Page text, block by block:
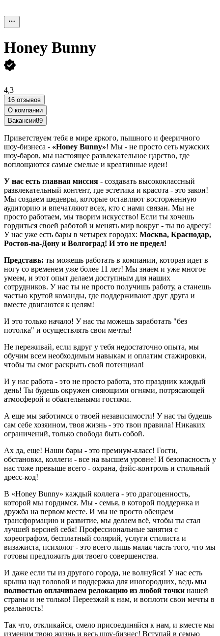
Honey Bunny
4,3
16 отзывов
О компании
Вакансии89
Приветствуем тебя в мире яркого, пышного и фееричного
шоу-бизнеса - «Honey Bunny»! Мы - не просто сеть мужских
шоу-баров, мы настоящее развлекательное царство, где
воплощаются самые смелые и креативные идеи!
У нас есть главная миссия - создавать высококлассный
развлекательный контент, где эстетика и красота - это закон!
Мы создаем шедевры, которые оставляют восторженную
аудиторию и впечатляют всех, кто с нами связан. Мы не
просто работаем, мы творим искусство! Если ты хочешь
гордиться своей работой и менять мир вокруг - ты по адресу!
У нас уже есть бары в четырех городах: Москва, Краснодар,
Ростов-на-Дону и Волгоград! И это не предел!
Представь: ты можешь работать в компании, которая идет в
ногу со временем уже более 11 лет! Мы знаем и уже многое
умеем, и этот опыт делаем доступным для наших
сотрудников. У нас ты не просто получишь работу, а станешь
частью крутой команды, где поддерживают друг друга и
вместе двигаются к целям!
И это только начало! У нас ты можешь заработать "без
потолка" и осуществлять свои мечты!
Не переживай, если вдруг у тебя недостаточно опыта, мы
обучим всем необходимым навыкам и оплатим стажировки,
чтобы ты смог раскрыть свой потенциал!
И у нас работа - это не просто работа, это праздник каждый
день! Ты будешь окружен сияющими огнями, потрясающей
атмосферой и обаятельными гостями.
А еще мы заботимся о твоей независимости! У нас ты будешь
сам себе хозяином, твоя жизнь - это твои правила! Никаких
ограничений, только свобода быть собой.
Ах да, еще! Наши бары - это премиум-класс! Гости,
обстановка, коллеги - все на высшем уровне! И безопасность у
нас тоже превыше всего - охрана, фэйс-контроль и стильный
дресс-код!
В «Honey Bunny» каждый коллега - это драгоценность,
которой мы гордимся. Мы - семья, в которой поддержка и
дружба на первом месте. И мы не просто обещаем
трансформацию и развитие, мы делаем всё, чтобы ты стал
лучшей версией себя! Профессиональные занятия с
хореографом, бесплатный солярий, услуги стилиста и
визажиста, психолог - это всего лишь малая часть того, что мы
готовы предложить для твоего совершенства.
И даже если ты из другого города, не волнуйся! У нас есть
крыша над головой и поддержка для иногородних, ведь мы
полностью оплачиваем релокацию из любой точки нашей
страны и не только! Переезжай к нам, и воплоти свои мечты в
реальность!
Так что, откликайся, смело присоединяйся к нам, и вместе мы
изменим твою жизнь и весь шоу-бизнес! Вступай в семью